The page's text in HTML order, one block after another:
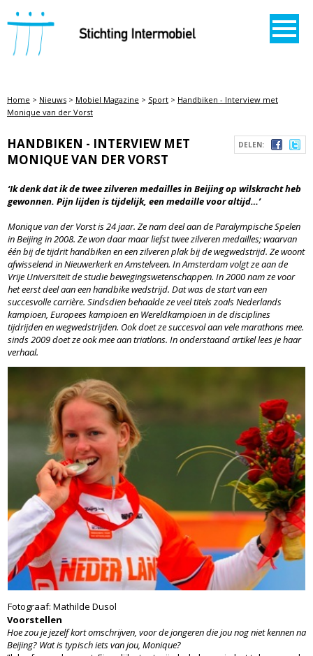
STICHTING INTERMOBIEL
Home > Nieuws > Mobiel Magazine > Sport > Handbiken - Interview met
Monique van der Vorst
DELEN:
HANDBIKEN - INTERVIEW MET
MONIQUE VAN DER VORST
‘Ik denk dat ik de twee zilveren medailles in Beijing op wilskracht heb
gewonnen. Pijn lijden is tijdelijk, een medaille voor altijd…’
Monique van der Vorst is 24 jaar. Ze nam deel aan de Paralympische Spelen
in Beijing in 2008. Ze won daar maar liefst twee zilveren medailles; waarvan
één bij de tijdrit handbiken en een zilveren plak bij de wegwedstrijd. Ze woont
afwisselend in Nieuwerkerk en Amstelveen. In Amsterdam volgt ze aan de
Vrije Universiteit de studie bewegingswetenschappen. In 2000 nam ze voor
het eerst deel aan een handbike wedstrijd. Dat was de start van een
succesvolle carrière. Sindsdien behaalde ze veel titels zoals Nederlands
kampioen, Europees kampioen en Wereldkampioen in de disciplines
tijdrijden en wegwedstrijden. Ook doet ze succesvol aan vele marathons mee.
sinds 2009 doet ze ook mee aan triatlons. In onderstaand artikel lees je haar
verhaal.
Fotograaf: Mathilde Dusol
Voorstellen
Hoe zou je jezelf kort omschrijven, voor de jongeren die jou nog niet kennen na
Beijing? Wat is typisch iets van jou, Monique?